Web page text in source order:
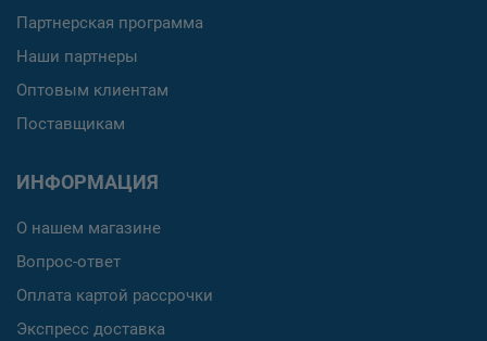
Партнерская программа
Наши партнеры
Оптовым клиентам
Поставщикам
ИНФОРМАЦИЯ
О нашем магазине
Вопрос-ответ
Оплата картой рассрочки
Экспресс доставка